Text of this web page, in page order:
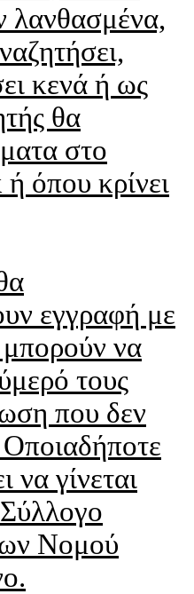
λανθασμένα,
κενά ή ως
θα
στο
όπου κρίνει
εγγραφή με
να
τους
που δεν
Οποιαδήποτε
να γίνεται
Νομού